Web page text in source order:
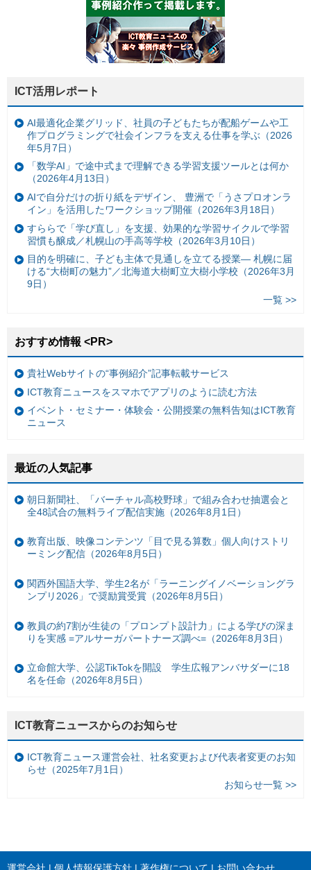
ICT活用レポート
AI最適化企業グリッド、社員の子どもたちが配船ゲームや工
作プログラミングで社会インフラを支える仕事を学ぶ（2026
年5月7日）
「数学AI」で途中式まで理解できる学習支援ツールとは何か
（2026年4月13日）
AIで自分だけの折り紙をデザイン、 豊洲で「うさプロオンラ
イン」を活用したワークショップ開催（2026年3月18日）
すららで「学び直し」を支援、効果的な学習サイクルで学習
習慣も醸成／札幌山の手高等学校（2026年3月10日）
目的を明確に、子ども主体で見通しを立てる授業— 札幌に届
ける“大樹町の魅力”／北海道大樹町立大樹小学校（2026年3月
9日）
一覧 >>
おすすめ情報 <PR>
貴社Webサイトの“事例紹介”記事転載サービス
ICT教育ニュースをスマホでアプリのように読む方法
イベント・セミナー・体験会・公開授業の無料告知はICT教育
ニュース
最近の人気記事
朝日新聞社、「バーチャル高校野球」で組み合わせ抽選会と
全48試合の無料ライブ配信実施（2026年8月1日）
教育出版、映像コンテンツ「目で見る算数」個人向けストリ
ーミング配信（2026年8月5日）
関西外国語大学、学生2名が「ラーニングイノベーショングラ
ンプリ2026」で奨励賞受賞（2026年8月5日）
教員の約7割が生徒の「プロンプト設計力」による学びの深ま
りを実感 =アルサーガパートナーズ調べ=（2026年8月3日）
立命館大学、公認TikTokを開設 学生広報アンバサダーに18
名を任命（2026年8月5日）
ICT教育ニュースからのお知らせ
ICT教育ニュース運営会社、社名変更および代表者変更のお知
らせ（2025年7月1日）
お知らせ一覧 >>
運営会社 個人情報保護方針 著作権について お問い合わせ